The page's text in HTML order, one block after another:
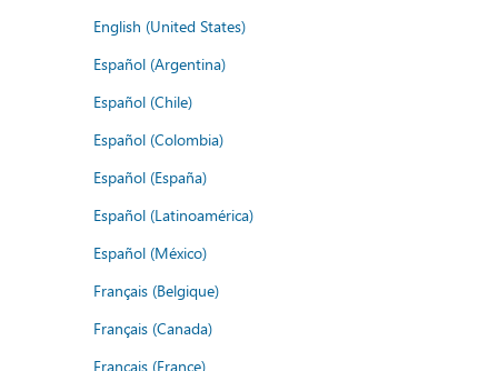
English (United States)
Español (Argentina)
Español (Chile)
Español (Colombia)
Español (España)
Español (Latinoamérica)
Español (México)
Français (Belgique)
Français (Canada)
Français (France)